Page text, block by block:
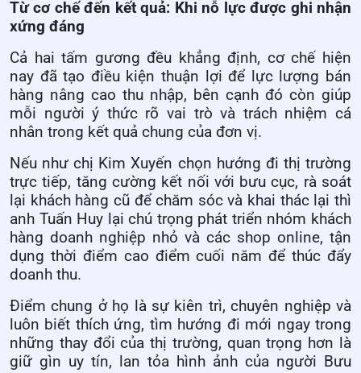
Từ cơ chế đến kết quả: Khi nỗ lực được ghi nhận
xứng đáng
Cả hai tấm gương đều khẳng định, cơ chế hiện
nay đã tạo điều kiện thuận lợi để lực lượng bán
hàng nâng cao thu nhập, bên cạnh đó còn giúp
mỗi người ý thức rõ vai trò và trách nhiệm cá
nhân trong kết quả chung của đơn vị.
Nếu như chị Kim Xuyến chọn hướng đi thị trường
trực tiếp, tăng cường kết nối với bưu cục, rà soát
lại khách hàng cũ để chăm sóc và khai thác lại thì
anh Tuấn Huy lại chú trọng phát triển nhóm khách
hàng doanh nghiệp nhỏ và các shop online, tận
dụng thời điểm cao điểm cuối năm để thúc đẩy
doanh thu.
Điểm chung ở họ là sự kiên trì, chuyên nghiệp và
luôn biết thích ứng, tìm hướng đi mới ngay trong
những thay đổi của thị trường, quan trọng hơn là
giữ gìn uy tín, lan tỏa hình ảnh của người Bưu